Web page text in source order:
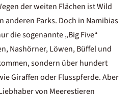
der weiten Flächen ist Wild
anderen Parks. Doch in Namibias
die sogenannte „Big Five“
Nashörner, Löwen, Büffel und
sondern über hundert
Giraffen oder Flusspferde. Aber
von Meerestieren